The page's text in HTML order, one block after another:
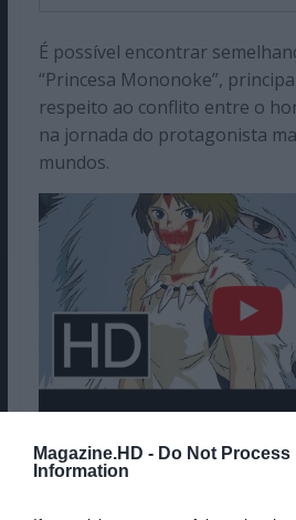
Magazine.HD - Do Not Process
Information
É possível encontrar
“Princesa Mononoke”,
respeito ao conflito entre o
na jornada do protagonista
mundos.
Inclusive, Cameron já
disso, as ilhas flutuantes de